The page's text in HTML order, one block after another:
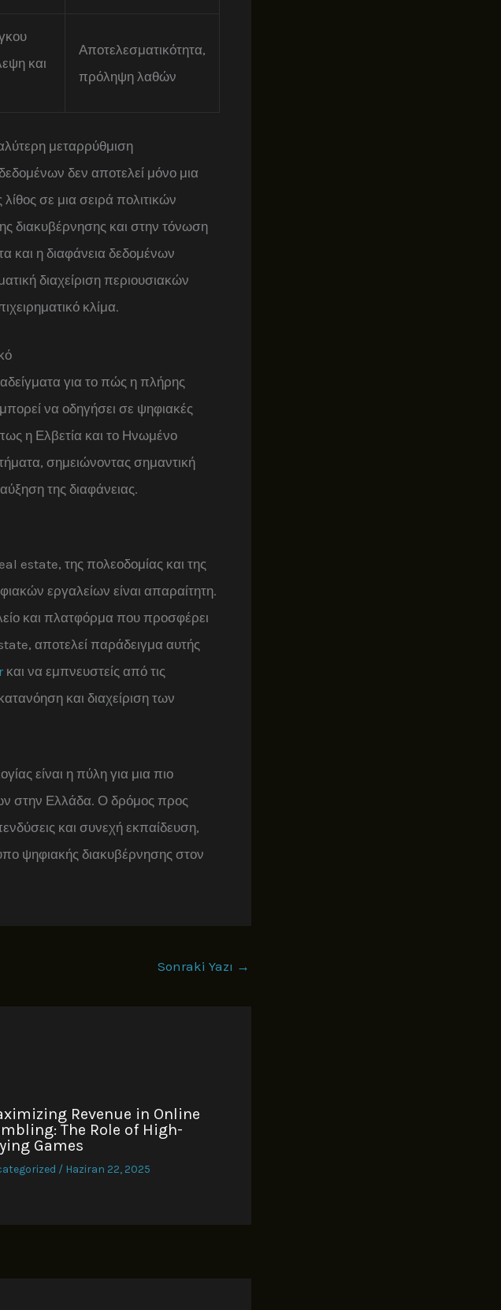
και
Αποτελεσματικότητα,
πρόληψη λαθών
μεταρρύθμιση
δεν αποτελεί μόνο μια
σε μια σειρά πολιτικών
διακυβέρνησης και στην τόνωση
και η διαφάνεια δεδομένων
διαχείριση περιουσιακών
κλίμα.
για το πώς η πλήρης
να οδηγήσει σε ψηφιακές
η Ελβετία και το Ηνωμένο
σημειώνοντας σημαντική
της διαφάνειας.
estate, της πολεοδομίας και της
εργαλείων είναι απαραίτητη.
και πλατφόρμα που προσφέρει
αποτελεί παράδειγμα αυτής
και να εμπνευστείς από τις
και διαχείριση των
είναι η πύλη για μια πιο
στην Ελλάδα. Ο δρόμος προς
και συνεχή εκπαίδευση,
ψηφιακής διακυβέρνησης στον
Sonraki Yazı →
Revenue in Online
The Role of High-
Games
/ Haziran 22, 2025